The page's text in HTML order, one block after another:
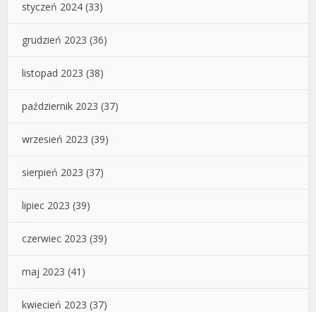
styczeń 2024 (33)
grudzień 2023 (36)
listopad 2023 (38)
październik 2023 (37)
wrzesień 2023 (39)
sierpień 2023 (37)
lipiec 2023 (39)
czerwiec 2023 (39)
maj 2023 (41)
kwiecień 2023 (37)